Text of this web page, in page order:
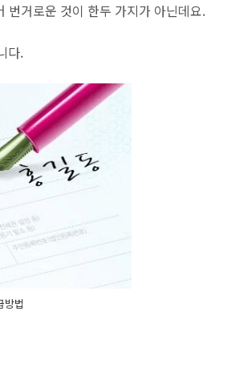
번거로운 것이 한두 가지가 아닌데요.
다.
방법